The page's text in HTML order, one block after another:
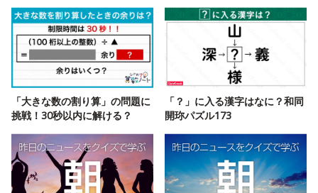
「大きな数の割り算」の問題に
挑戦！30秒以内に解ける？
「？」に入る漢字はなに？和同
開珎パズル173